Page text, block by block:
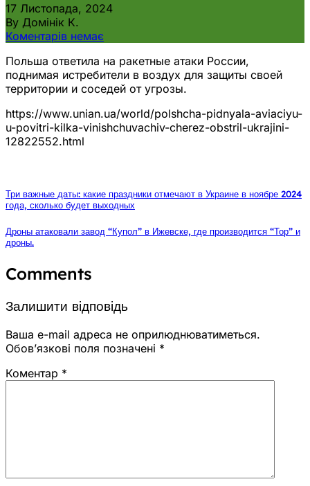
17 Листопада, 2024
By Домінік К.
Коментарів немає
Польша ответила на ракетные атаки России,
поднимая истребители в воздух для защиты своей
территории и соседей от угрозы.
https://www.unian.ua/world/polshcha-pidnyala-aviaciyu-
u-povitri-kilka-vinishchuvachiv-cherez-obstril-ukrajini-
12822552.html
Три важные даты: какие праздники отмечают в Украине в ноябре 2024
года, сколько будет выходных
Дроны атаковали завод “Купол” в Ижевске, где производится “Тор” и
дроны.
Comments
Залишити відповідь
Ваша e-mail адреса не оприлюднюватиметься.
Обов’язкові поля позначені *
Коментар *